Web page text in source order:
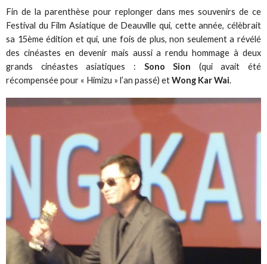
Fin de la parenthèse pour replonger dans mes souvenirs de ce
Festival du Film Asiatique de Deauville qui, cette année, célèbrait
sa 15ème édition et qui, une fois de plus, non seulement a révélé
des cinéastes en devenir mais aussi a rendu hommage à deux
grands cinéastes asiatiques : Sono Sion (qui avait été
récompensée pour « Himizu » l’an passé) etWong Kar Wai.